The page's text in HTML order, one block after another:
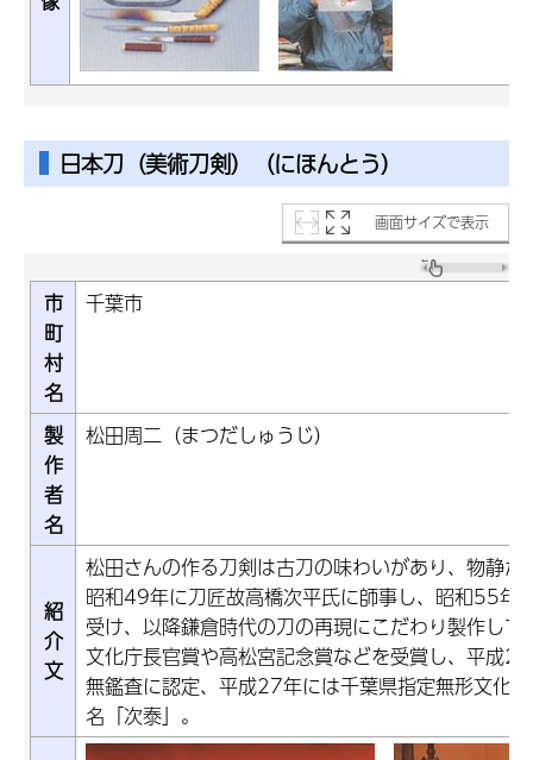
日本刀（美術刀剣）（にほんとう）
画面サイズで表示
市
町
村
名
千葉市
製
作
者
名
松田周二（まつだしゅうじ）
紹
介
文
松田さんの作る刀剣は古刀の味わいがあり、物静
昭和49年に刀匠故高橋次平氏に師事し、昭和55年
受け、以降鎌倉時代の刀の再現にこだわり製作して
文化庁長官賞や高松宮記念賞などを受賞し、平成
無鑑査に認定、平成27年には千葉県指定無形文化
名「次泰」。